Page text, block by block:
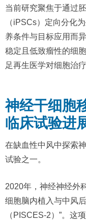
当前研究聚焦于通过
（iPSCs）定向分化
养条件与目标应用而
稳定且低致瘤性的细
足再生医学对细胞治
神经干细胞
临床试验进
在缺血性中风中探索
试验之一。
2020年，神经神经外
细胞脑内植入与中风
（PISCES-2）”。这